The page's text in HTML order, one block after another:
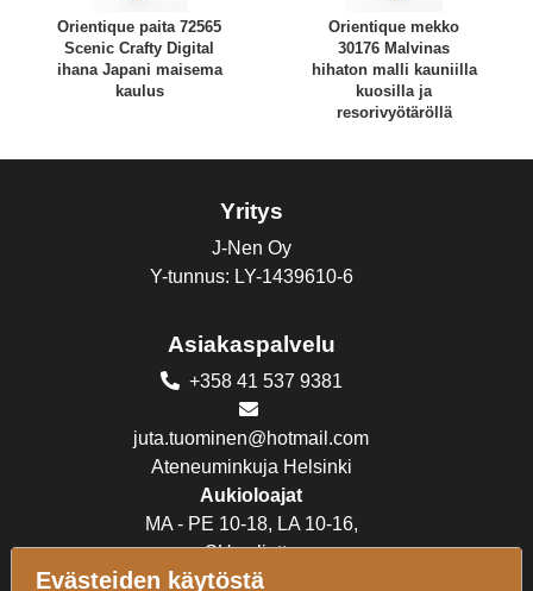
Orientique paita 72565
Scenic Crafty Digital
ihana Japani maisema
kaulus
Orientique mekko
30176 Malvinas
hihaton malli kauniilla
kuosilla ja
resorivyötäröllä
Yritys
J-Nen Oy
Y-tunnus: LY-1439610-6
Asiakaspalvelu
+358 41 537 9381
juta.tuominen@hotmail.com
Ateneuminkuja Helsinki
Aukioloajat
MA - PE 10-18, LA 10-16,
SU suljettu
Evästeiden käytöstä